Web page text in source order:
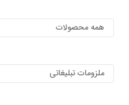
همه محصولات
ملزومات تبلیغاتی